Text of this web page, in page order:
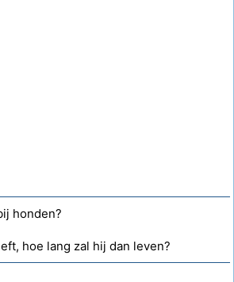
honden?
hoe lang zal hij dan leven?